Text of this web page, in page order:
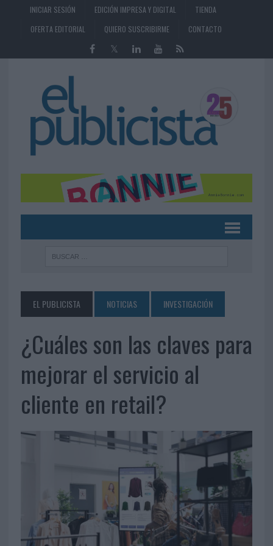
INICIAR SESIÓN EDICIÓN IMPRESA Y DIGITAL
TIENDA
OFERTA EDITORIAL
QUIERO SUSCRIBIRME CONTACTO
EL PUBLICISTA NOTICIAS INVESTIGACIÓN
¿Cuáles son las claves para
mejorar el servicio al
cliente en retail?